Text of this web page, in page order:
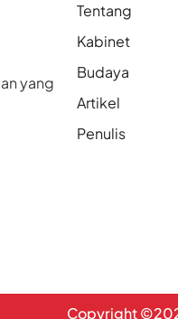
yang
Tentang
Kabinet
Budaya
Artikel
Penulis
Copyright ©